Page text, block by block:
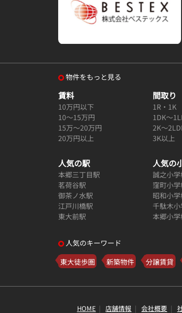
物件をもっと見る
賃料
10万円以下
10～15万円
15万～20万円
20万円以上
間取り
1R・1K
1DK～
2K～
3K以上
人気の駅
本郷三丁目駅
茗荷谷駅
御茶ノ水駅
江戸川橋駅
東大前駅
人気の
誠之小
窪町小
昭和小
千駄木
本郷小
人気のキーワード
東大徒歩圏
新築物件 分譲賃貸
HOME 店舗情報 会社概要